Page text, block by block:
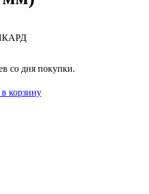
со дня покупки.
корзину